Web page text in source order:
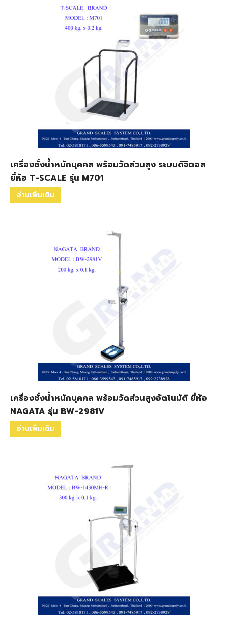
เครื่องชั่งน้ำหนักบุคคล พร้อมวัดส่วนสูง ระบบดิจิตอล
ยี่ห้อ T-SCALE รุ่น M701
อ่านเพิ่มเติม
เครื่องชั่งน้ำหนักบุคคล พร้อมวัดส่วนสูงอัตโนมัติ ยี่ห้อ
NAGATA รุ่น BW-2981V
อ่านเพิ่มเติม